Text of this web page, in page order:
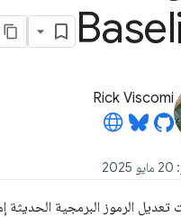
Rick Viscomi
تعديل الرموز البرمجية الحديثة